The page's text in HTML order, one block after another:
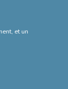
et un